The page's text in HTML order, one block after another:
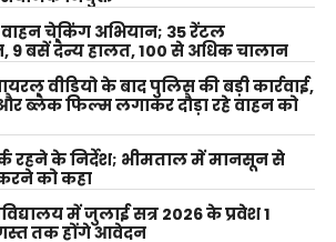
चेकिंग अभियान; 35 रेंटल
9 बसें दैन्य हालत, 100 से अधिक चालान
वीडियो के बाद पुलिस की बड़ी कार्रवाई,
ब्लैक फिल्म लगाकर दौड़ा रहे वाहन को
रहने के निर्देश; भीमताल में मानसून से
को कहा
में जुलाई सत्र 2026 के प्रवेश 1
तक होंगे आवेदन